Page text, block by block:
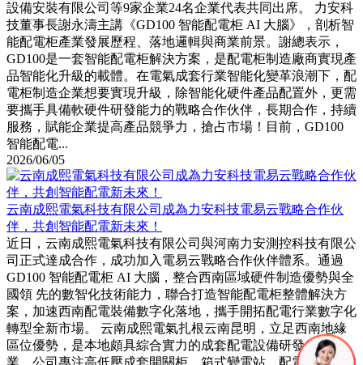
設備安裝有限公司等9家企業24名企業代表共同出席。 力安科
技董事長謝永濤主講《GD100 智能配電柜 AI 大腦》，剖析智
能配電柜產業發展歷程、落地邏輯與商業前景。謝總表示，
GD100是一套智能配電柜解決方案，是配電柜制造廠商實現產
品智能化升級的載體。在電氣成套行業智能化變革浪潮下，配
電柜制造企業想要實現升級，除智能化硬件產品配置外，更需
要攜手具備軟硬件研發能力的戰略合作伙伴，長期合作，持續
服務，賦能企業提高產品競爭力，搶占市場！目前，GD100
智能配電...
2026/06/05
云南成熙電氣科技有限公司成為力安科技電易云戰略合作伙
伴，共創智能配電新未來！
近日，云南成熙電氣科技有限公司與河南力安測控科技有限公
司正式達成合作，成功加入電易云戰略合作伙伴體系。通過
GD100 智能配電柜 AI 大腦，整合西南區域硬件制造優勢與全
國領 先的數智化技術能力，聯合打造智能配電柜整體解決方
案，加速西南配電裝備數字化落地，攜手開拓配電行業數字化
轉型全新市場。 云南成熙電氣扎根云南昆明，立足西南地緣
區位優勢，是本地頗具綜合實力的成套配電設備研發生產企